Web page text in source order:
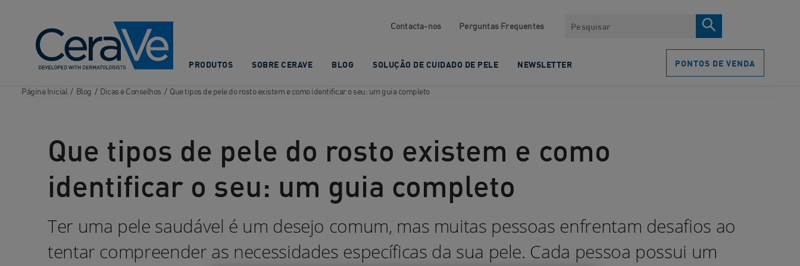
Contacta-nos Perguntas Frequentes Pesquisar
PRODUTOS SOBRE CERAVE BLOG SOLUÇÃO DE CUIDADO DE PELE NEWSLETTER PONTOS DE VENDA
Página Inicial / Blog / Dicas e Conselhos / Que tipos de pele do rosto existem e como identificar o seu: um guia completo
Que tipos de pele do rosto existem e como
identificar o seu: um guia completo
Ter uma pele saudável é um desejo comum, mas muitas pessoas enfrentam desafios ao
tentar compreender as necessidades específicas da sua pele. Cada pessoa possui um